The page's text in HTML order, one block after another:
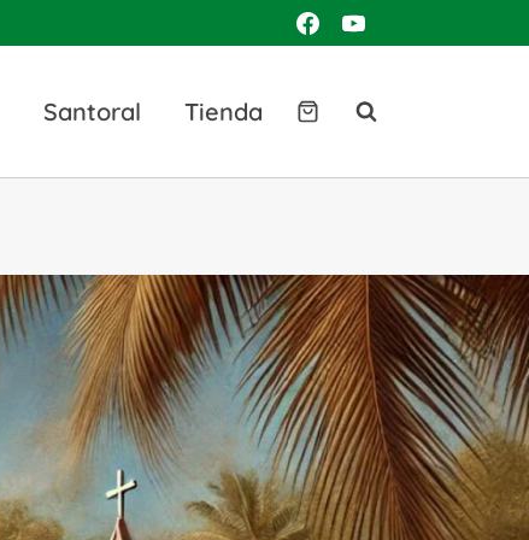
Santoral Tienda